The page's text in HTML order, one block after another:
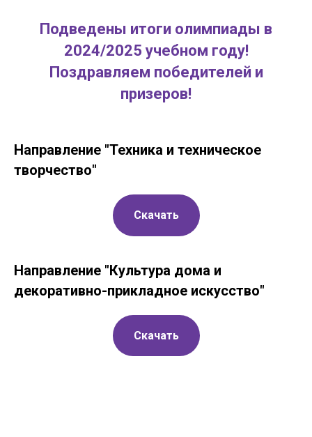
Подведены итоги олимпиады в
2024/2025 учебном году!
Поздравляем победителей и
призеров!
Направление "Техника и техническое
творчество"
Скачать
Направление "Культура дома и
декоративно-прикладное искусство"
Скачать